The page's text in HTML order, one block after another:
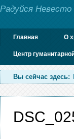
Радуйся
Главная О
Центр
Вы сейчас здесь: